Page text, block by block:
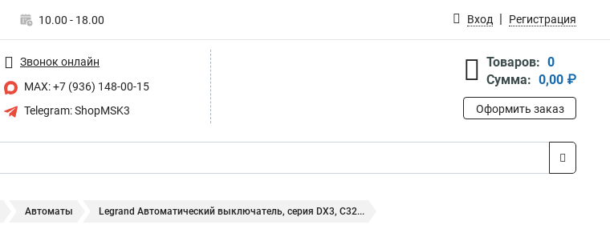
10.00 - 18.00 Вход Регистрация
Звонок онлайн
MAX: +7 (936) 148-00-15
Telegram: ShopMSK3
Товаров: 0
Сумма: 0,00 ₽
Оформить заказ
Автоматы Legrand Автоматический выключатель, серия DX3, С32...